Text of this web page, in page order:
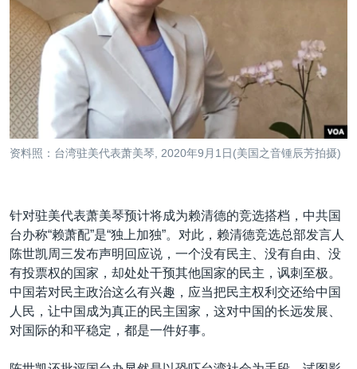
资料照：台湾驻美代表萧美琴, 2020年9月1日(美国之音锺辰芳拍摄)
针对驻美代表萧美琴预计将成为赖清德的竞选搭档，中共国
台办称“赖萧配”是“独上加独”。对此，赖清德竞选总部发言人
陈世凯周三发布声明回应说，一个没有民主、没有自由、没
有投票权的国家，却处处干预其他国家的民主，讽刺至极。
中国若对民主政治这么有兴趣，应当把民主权利交还给中国
人民，让中国成为真正的民主国家，这对中国的长远发展、
对国际的和平稳定，都是一件好事。